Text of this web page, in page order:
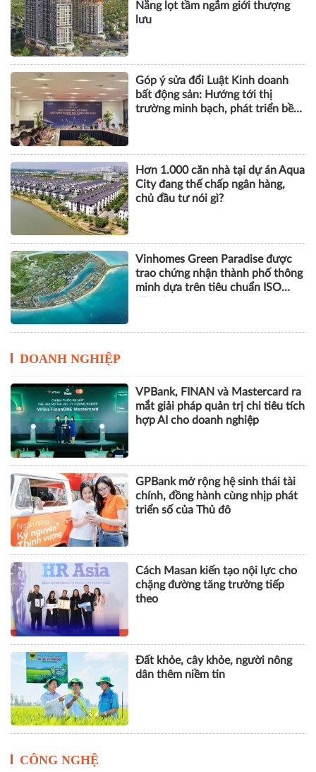
Nẵng lọt tầm ngắm giới thượng
lưu
Góp ý sửa đổi Luật Kinh doanh
bất động sản: Hướng tới thị
trường minh bạch, phát triển bền
Hơn 1.000 căn nhà tại dự án Aqua
City đang thế chấp ngân hàng,
chủ đầu tư nói gì?
Vinhomes Green Paradise được
trao chứng nhận thành phố thông
minh dựa trên tiêu chuẩn ISO
DOANH NGHIỆP
VPBank, FINAN và Mastercard ra
mắt giải pháp quản trị chi tiêu tích
hợp AI cho doanh nghiệp
GPBank mở rộng hệ sinh thái tài
chính, đồng hành cùng nhịp phát
triển số của Thủ đô
Cách Masan kiến tạo nội lực cho
chặng đường tăng trưởng tiếp
theo
Đất khỏe, cây khỏe, người nông
dân thêm niềm tin
CÔNG NGHỆ